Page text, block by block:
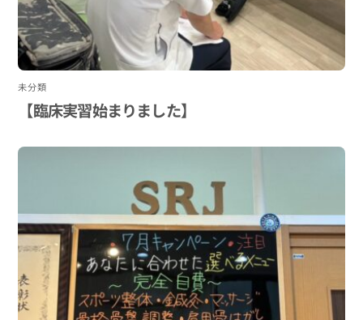
未分類
【臨床実習始まりました】